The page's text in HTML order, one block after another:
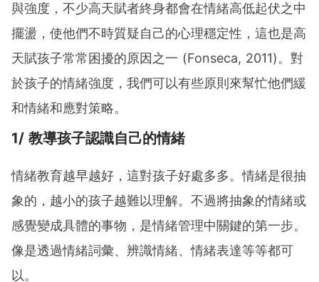
與強度，不少高天賦者終身都會在情緒高低起伏之中
擺盪，使他們不時質疑自己的心理穩定性，這也是高
天賦孩子常常困擾的原因之一 (Fonseca, 2011)。對
於孩子的情緒強度，我們可以有些原則來幫忙他們緩
和情緒和應對策略。
1/ 教導孩子認識自己的情緒
情緒教育越早越好，這對孩子好處多多。情緒是很抽
象的，越小的孩子越難以理解。不過將抽象的情緒或
感覺變成具體的事物，是情緒管理中關鍵的第一步。
像是透過情緒詞彙、辨識情緒、情緒表達等等都可
以。